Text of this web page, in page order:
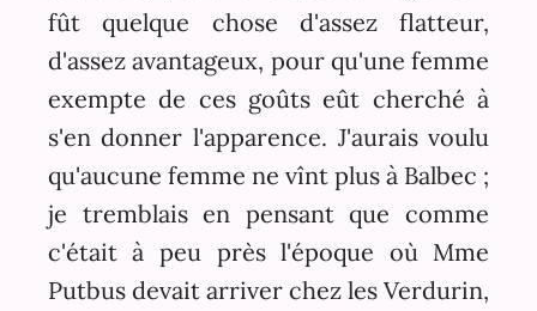
fût quelque chose d'assez flatteur,
d'assez avantageux, pour qu'une femme
exempte de ces goûts eût cherché à
s'en donner l'apparence. J'aurais voulu
qu'aucune femme ne vînt plus à Balbec ;
je tremblais en pensant que comme
c'était à peu près l'époque où Mme
Putbus devait arriver chez les Verdurin,